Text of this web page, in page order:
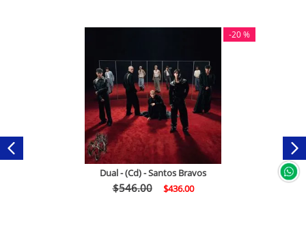
-20 %
Dual - (Cd) - Santos Bravos
$546.00 $436.00